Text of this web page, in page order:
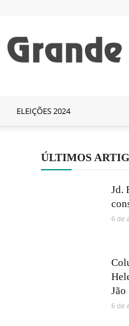
ELEIÇÕES 2024
ÚLTIMOS
Jd.
6 de
Jão
6 de